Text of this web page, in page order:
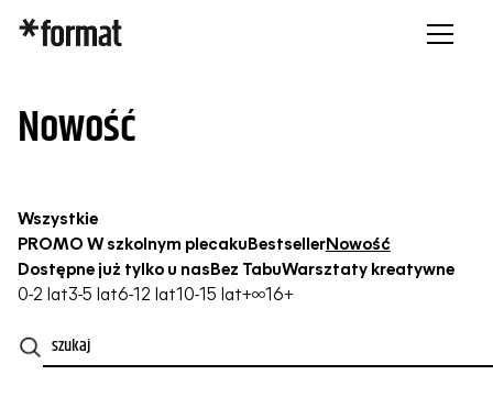
Nowość
Wszystkie
PROMO W szkolnym plecaku BestsellerNowość
Dostępne już tylko u nas Bez TabuWarsztaty kreatywne
0-2 lat3-5 lat6-12 lat10-15 lat+∞16+